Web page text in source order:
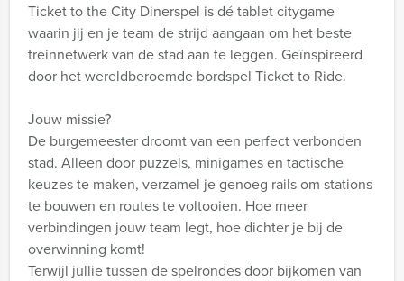
Ticket to the City Dinerspel is dé tablet citygame
waarin jij en je team de strijd aangaan om het beste
treinnetwerk van de stad aan te leggen. Geïnspireerd
door het wereldberoemde bordspel Ticket to Ride.
Jouw missie?
De burgemeester droomt van een perfect verbonden
stad. Alleen door puzzels, minigames en tactische
keuzes te maken, verzamel je genoeg rails om stations
te bouwen en routes te voltooien. Hoe meer
verbindingen jouw team legt, hoe dichter je bij de
overwinning komt!
Terwijl jullie tussen de spelrondes door bijkomen van